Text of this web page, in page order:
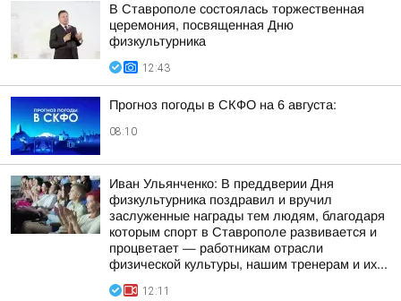
В Ставрополе состоялась торжественная
церемония, посвященная Дню
физкультурника
12:43
Прогноз погоды в СКФО на 6 августа:
08:10
Иван Ульянченко: В преддверии Дня
физкультурника поздравил и вручил
заслуженные награды тем людям, благодаря
которым спорт в Ставрополе развивается и
процветает — работникам отрасли
физической культуры, нашим тренерам и их...
12:11